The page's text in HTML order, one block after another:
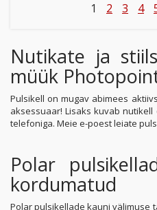
1 2 3 4
Nutikate ja
müük
Pulsikell on mugav abimees
aksessuaar! Lisaks kuvab
telefoniga. Meie e-poest leiate
Polar
kordumatud
Polar pulsikellade kauni välimuse